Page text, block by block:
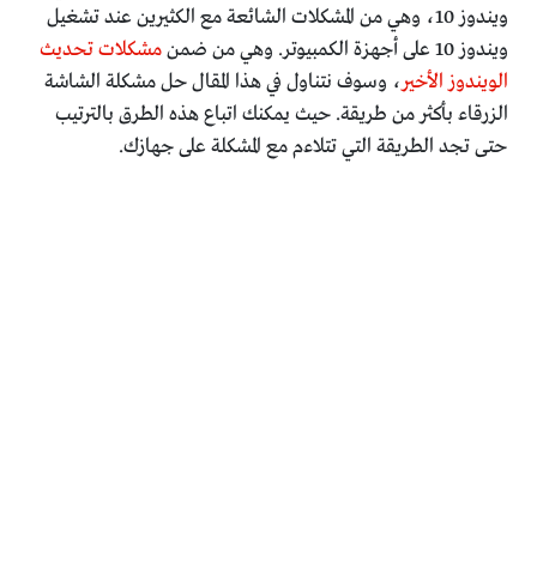
ويندوز 10، وهي من المشكلات الشائعة مع الكثيرين عند تشغيل
ويندوز 10 على أجهزة الكمبيوتر. وهي من ضمن
مشكلات تحديث
الويندوز الأخير، وسوف نتناول في هذا المقال حل مشكلة الشاشة
الزرقاء بأكثر من طريقة. حيث يمكنك اتباع هذه الطرق بالترتيب
حتى تجد الطريقة التي تتلاءم مع المشكلة على جهازك.